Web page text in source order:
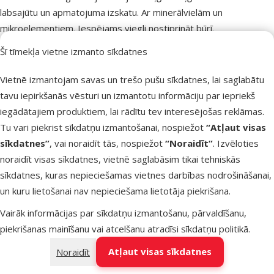
Šī tīmekļa vietne izmanto sīkdatnes
Vietnē izmantojam savas un trešo pušu sīkdatnes, lai saglabātu
tavu iepirkšanās vēsturi un izmantotu informāciju par iepriekš
iegādātajiem produktiem, lai rādītu tev interesējošas reklāmas.
Tu vari piekrist sīkdatņu izmantošanai, nospiežot “Atļaut visas
sīkdatnes”, vai noraidīt tās, nospiežot “Noraidīt”. Izvēloties
noraidīt visas sīkdatnes, vietnē saglabāsim tikai tehniskās
sīkdatnes, kuras nepieciešamas vietnes darbības nodrošināšanai,
un kuru lietošanai nav nepieciešama lietotāja piekrišana.
Vairāk informācijas par sīkdatņu izmantošanu, pārvaldīšanu,
piekrišanas mainīšanu vai atcelšanu atradīsi sīkdatņu politikā.
Noraidīt
Atļaut visas sīkdatnes
labsajūtu un apmatojuma izskatu. Ar minerālvielām un
mikroelementiem. Iespējams viegli nostiprināt būrī.
Sastāvs un garšasDārzeņi, Minerālvielas
Produkta svars
95 g
Zīmols
TRIXIE
Numurs katalogā
81301
EAN
4011905600727